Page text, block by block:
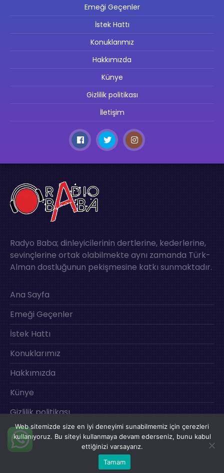
Emeği Geçenler
İstek Hattı
Konuklarımız
Hakkımızda
Künye
Gizlilik politikası
İletişim
Radyo Baba; dinleyicilerinin dertlerine, kederlerine,
sevinçlerine ortak olabilmekte aynı zamanda Türk-
Alman dostluğunun pekişmesine katkı sunmaktadır.
Ana Sayfa
Emeği Geçenler
İstek Hattı
Konuklarımız
Hakkımızda
Künye
Gizlilik politikası
İletişim
Web sitemizde size en iyi deneyimi sunabilmemiz için çerezleri
kullanıyoruz. Bu siteyi kullanmaya devam ederseniz, bunu kabul
ettiğinizi varsayarız.
Tamam